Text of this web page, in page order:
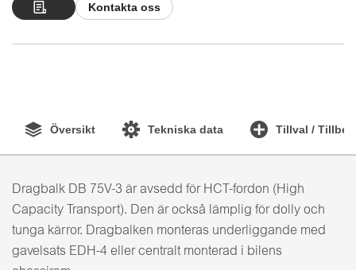
Kontakta oss
Översikt Tekniska data Tillval /
Dragbalk DB 75V-3 är avsedd för HCT-fordon (High
Capacity Transport). Den är också lämplig för dolly och
tunga kärror. Dragbalken monteras underliggande med
gavelsats EDH-4 eller centralt monterad i bilens